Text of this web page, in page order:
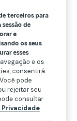
da terra
ao uso
acordo
, este setor
planeta.
mudança
sua
terceiros para
de
e
os seus
esses
e os
consentirá
pode
rejeitar seu
consultar
.